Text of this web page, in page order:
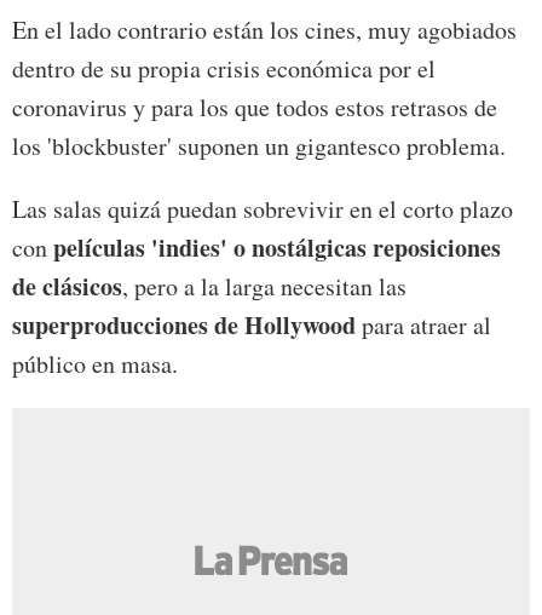
En el lado contrario están los cines, muy agobiados
dentro de su propia crisis económica por el
coronavirus y para los que todos estos retrasos de
los 'blockbuster' suponen un gigantesco problema.
Las salas quizá puedan sobrevivir en el corto plazo
conpelículas 'indies' o nostálgicas reposiciones
de clásicos, pero a la larga necesitan las
superproducciones de Hollywoodpara atraer al
público en masa.